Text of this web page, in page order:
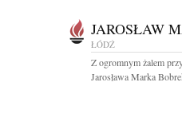
JAROSŁAW
ŁÓDŹ
Z ogromnym żalem
Jarosława Marka